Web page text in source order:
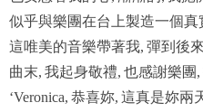
似乎與樂團在台上製造一個真
這唯美的音樂帶著我, 彈到後
曲末, 我起身敬禮, 也感謝樂團,
‘Veronica, 恭喜妳, 這真是妳兩